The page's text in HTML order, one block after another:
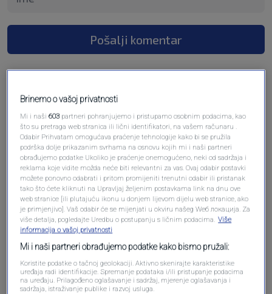
Pošalji komentar
Oglas
Brinemo o vašoj privatnosti
Mi i naši603 partneri pohranjujemo i pristupamo osobnim podacima, kao
što su pretraga web stranica ili lični identifikatori, na vašem računaru .
Odabir Prihvatam omogućava praćenje tehnologije kako bi se pružila
podrška dolje prikazanim svrhama na osnovu kojih mi i naši partneri
obrađujemo podatke Ukoliko je praćenje onemogućeno, neki od sadržaja i
reklama koje vidite možda neće biti relevantni za vas. Ovaj odabir postavki
možete ponovno odabrati i pritom promijeniti trenutni odabir ili pristanak
tako što ćete kliknuti na Upravljaj željenim postavkama link na dnu ove
web stranice [ili plutajuću ikonu u donjem lijevom dijelu web stranice, ako
je primjenjivo]. Vaš odabir će se mijenjati u okviru našeg Wеб локација. Za
više detalja, pogledajte Uredbu o postupanju s ličnim podacima. Više
informacija o vašoj privatnosti
Mi i naši partneri obrađujemo podatke kako bismo pružali:
Koristite podatke o tačnoj geolokaciji. Aktivno skenirajte karakteristike
uređaja radi identifikacije. Spremanje podataka i/ili pristupanje podacima
na uređaju. Prilagođeno oglašavanje i sadržaj, mjerenje oglašavanja i
sadržaja, istraživanje publike i razvoj usluga.